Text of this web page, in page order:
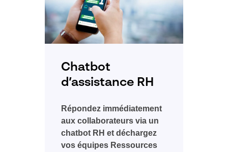
Chatbot
d’assistance RH
Répondez immédiatement
aux collaborateurs via un
chatbot RH et déchargez
vos équipes Ressources